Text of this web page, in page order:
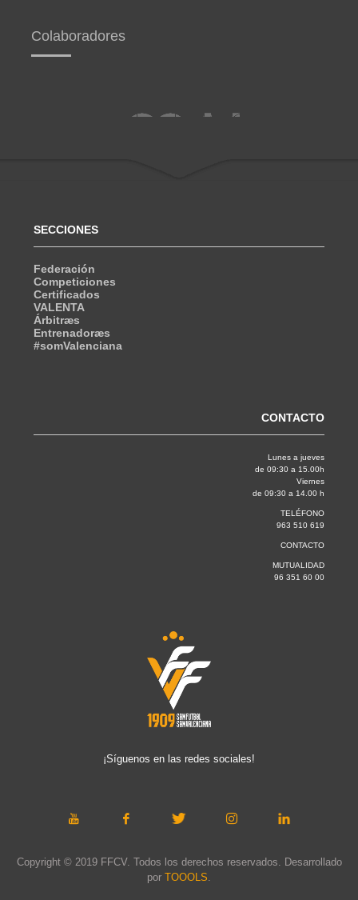
Colaboradores
SECCIONES
Federación
Competiciones
Certificados
VALENTA
Árbitræs
Entrenadoræs
#somValenciana
CONTACTO
Lunes a jueves
de 09:30 a 15.00h
Viernes
de 09:30 a 14.00 h
TELÉFONO
963 510 619
CONTACTO
MUTUALIDAD
96 351 60 00
¡Síguenos en las redes sociales!
Copyright © 2019 FFCV. Todos los derechos reservados. Desarrollado
por TOOOLS.